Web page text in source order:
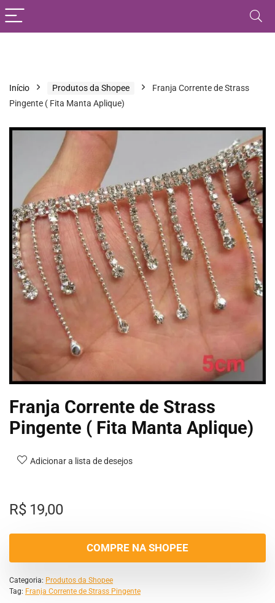
Início Produtos da Shopee
Franja Corrente de Strass
Pingente ( Fita Manta Aplique)
Franja Corrente de Strass
Pingente ( Fita Manta Aplique)
Adicionar a lista de desejos
R$19,00
COMPRE NA SHOPEE
Categoria: Produtos da Shopee
Tag: Franja Corrente de Strass Pingente